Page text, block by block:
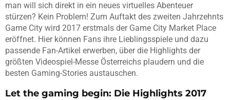
man will sich direkt in ein neues virtuelles Abenteuer
stürzen? Kein Problem! Zum Auftakt des zweiten Jahrzehnts
Game City wird 2017 erstmals der Game City Market Place
eröffnet. Hier können Fans ihre Lieblingsspiele und dazu
passende Fan-Artikel erwerben, über die Highlights der
größten Videospiel-Messe Österreichs plaudern und die
besten Gaming-Stories austauschen.
Let the gaming begin: Die Highlights 2017